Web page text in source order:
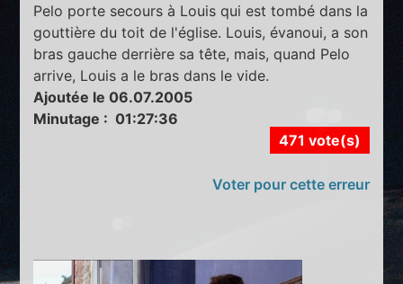
Pelo porte secours à Louis qui est tombé dans la
gouttière du toit de l'église. Louis, évanoui, a son
bras gauche derrière sa tête, mais, quand Pelo
arrive, Louis a le bras dans le vide.
Ajoutée le 06.07.2005
Minutage : 01:27:36
471 vote(s)
Voter pour cette erreur